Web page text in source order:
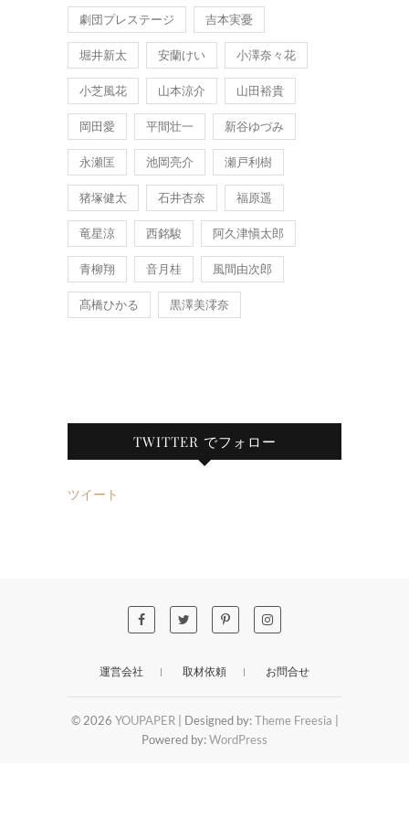
劇団プレステージ 吉本実憂
堀井新太 安蘭けい 小澤奈々花
小芝風花 山本涼介 山田裕貴
岡田愛 平間壮一 新谷ゆづみ
永瀬匡 池岡亮介 瀬戸利樹
猪塚健太 石井杏奈 福原遥
竜星涼 西銘駿 阿久津愼太郎
青柳翔 音月桂 風間由次郎
髙橋ひかる 黒澤美澪奈
TWITTER でフォロー
ツイート
運営会社 取材依頼 お問合せ
© 2026 YOUPAPER| Designed by:Theme Freesia
Powered by:WordPress